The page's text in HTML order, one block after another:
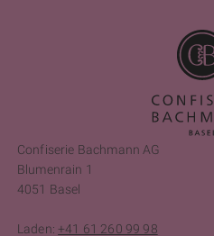
Confiserie Bachmann AG
Blumenrain 1
4051 Basel
Laden:+41 61 260 99 98